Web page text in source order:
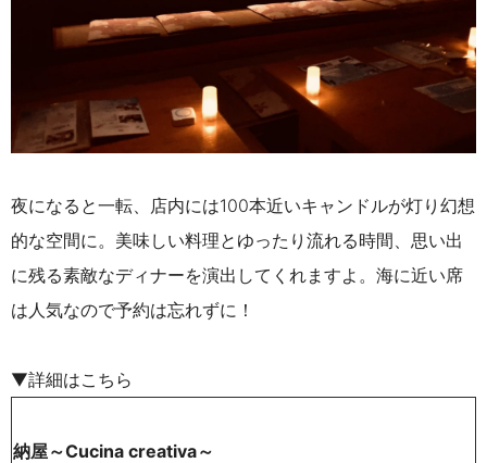
夜になると一転、店内には100本近いキャンドルが灯り幻想
的な空間に。美味しい料理とゆったり流れる時間、思い出
に残る素敵なディナーを演出してくれますよ。海に近い席
は人気なので予約は忘れずに！
▼詳細はこちら
納屋～Cucina creativa～